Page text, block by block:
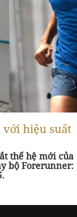
với hiệu suất
thế hệ mới của
bộ Forerunner: